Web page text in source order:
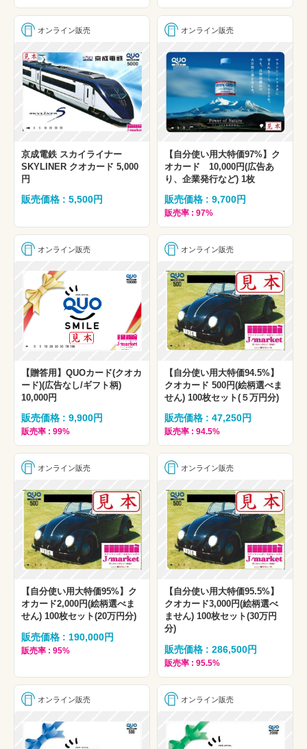
オンライン販売
京成電鉄 スカイライナー
SKYLINER クオカード 5,000
円
販売価格 : 5,500円
オンライン販売
【自分使い用大特価97%】ク
オカード 10,000円(広告あ
り、企業発行など) 1枚
販売価格 : 9,700円
販売率 : 97%
オンライン販売
【贈答用】QUOカード(クオカ
ード)(広告なし/ギフト柄)
10,000円
販売価格 : 9,900円
販売率 : 99%
オンライン販売
【自分使い用大特価94.5%】
クオカード 500円(絵柄選べま
せん) 100枚セット(５万円分)
販売価格 : 47,250円
販売率 : 94.5%
オンライン販売
【自分使い用大特価95%】ク
オカード2,000円(絵柄選べま
せん) 100枚セット(20万円分)
販売価格 : 190,000円
販売率 : 95%
オンライン販売
【自分使い用大特価95.5%】
クオカード3,000円(絵柄選べ
ません) 100枚セット(30万円
分)
販売価格 : 286,500円
販売率 : 95.5%
オンライン販売 オンライン販売